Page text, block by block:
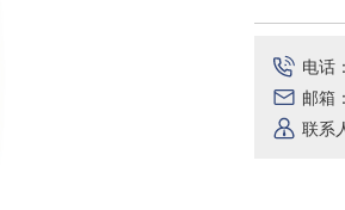
电话
邮箱
联系